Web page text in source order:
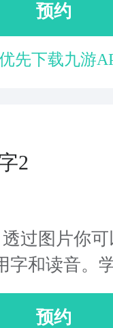
预约
先下载九游
2
过图片你
字和读音。
预约